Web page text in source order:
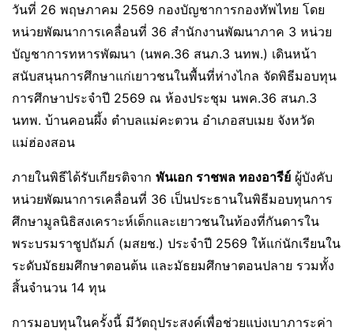
วันที่ 26 พฤษภาคม 2569 กองบัญชาการกองทัพไทย โดย
หน่วยพัฒนาการเคลื่อนที่ 36 สำนักงานพัฒนาภาค 3 หน่วย
บัญชาการทหารพัฒนา (นพค.36 สนภ.3 นทพ.) เดินหน้า
สนับสนุนการศึกษาแก่เยาวชนในพื้นที่ห่างไกล จัดพิธีมอบทุน
การศึกษาประจำปี 2569 ณ ห้องประชุม นพค.36 สนภ.3
นทพ. บ้านคอนผึ้ง ตำบลแม่คะตวน อำเภอสบเมย จังหวัด
แม่ฮ่องสอน
ภายในพิธีได้รับเกียรติจาก พันเอก ราชพล ทองอารีย์ ผู้บังคับ
หน่วยพัฒนาการเคลื่อนที่ 36 เป็นประธานในพิธีมอบทุนการ
ศึกษามูลนิธิสงเคราะห์เด็กและเยาวชนในท้องที่กันดารใน
พระบรมราชูปถัมภ์ (มสยช.) ประจำปี 2569 ให้แก่นักเรียนใน
ระดับมัธยมศึกษาตอนต้น และมัธยมศึกษาตอนปลาย รวมทั้ง
สิ้นจำนวน 14 ทุน
​การมอบทุนในครั้งนี้ มีวัตถุประสงค์เพื่อช่วยแบ่งเบาภาระค่า